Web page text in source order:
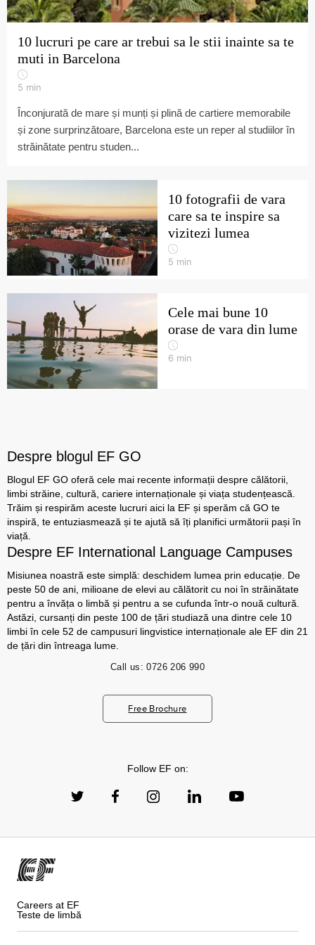
10 lucruri pe care ar trebui sa le stii inainte sa te
muti in Barcelona
5 min
Înconjurată de mare și munți și plină de cartiere memorabile
și zone surprinzătoare, Barcelona este un reper al studiilor în
străinătate pentru studen...
10 fotografii de vara
care sa te inspire sa
vizitezi lumea
5 min
Cele mai bune 10
orase de vara din lume
6 min
Despre blogul EF GO
Blogul EF GO oferă cele mai recente informații despre călătorii,
limbi străine, cultură, cariere internaționale și viața studențească.
Trăim și respirăm aceste lucruri aici la EF și sperăm că GO te
inspiră, te entuziasmează și te ajută să îți planifici următorii pași în
viață.
Despre EF International Language Campuses
Misiunea noastră este simplă: deschidem lumea prin educație. De
peste 50 de ani, milioane de elevi au călătorit cu noi în străinătate
pentru a învăța o limbă și pentru a se cufunda într-o nouă cultură.
Astăzi, cursanți din peste 100 de țări studiază una dintre cele 10
limbi în cele 52 de campusuri lingvistice internaționale ale EF din 21
de țări din întreaga lume.
Call us: 0726 206 990
Free Brochure
Follow EF on:
Careers at EF
Teste de limbă